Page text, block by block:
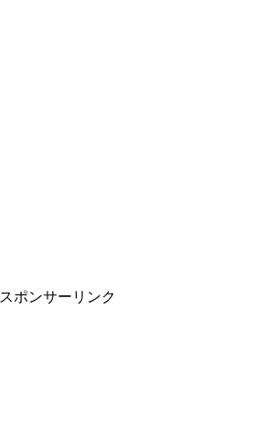
スポンサーリンク